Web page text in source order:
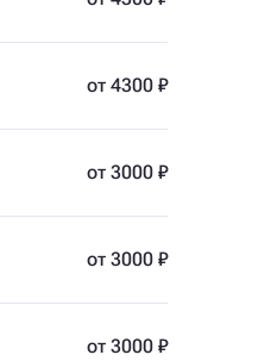
от 4300 ₽
от 3000 ₽
от 3000 ₽
от 3000 ₽